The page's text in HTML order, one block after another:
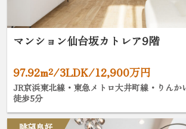
マンション仙台坂カトレア9階
97.92m²/3LDK/12,900万円
JR京浜東北線・東急メトロ大井町線・りんか
徒歩5分